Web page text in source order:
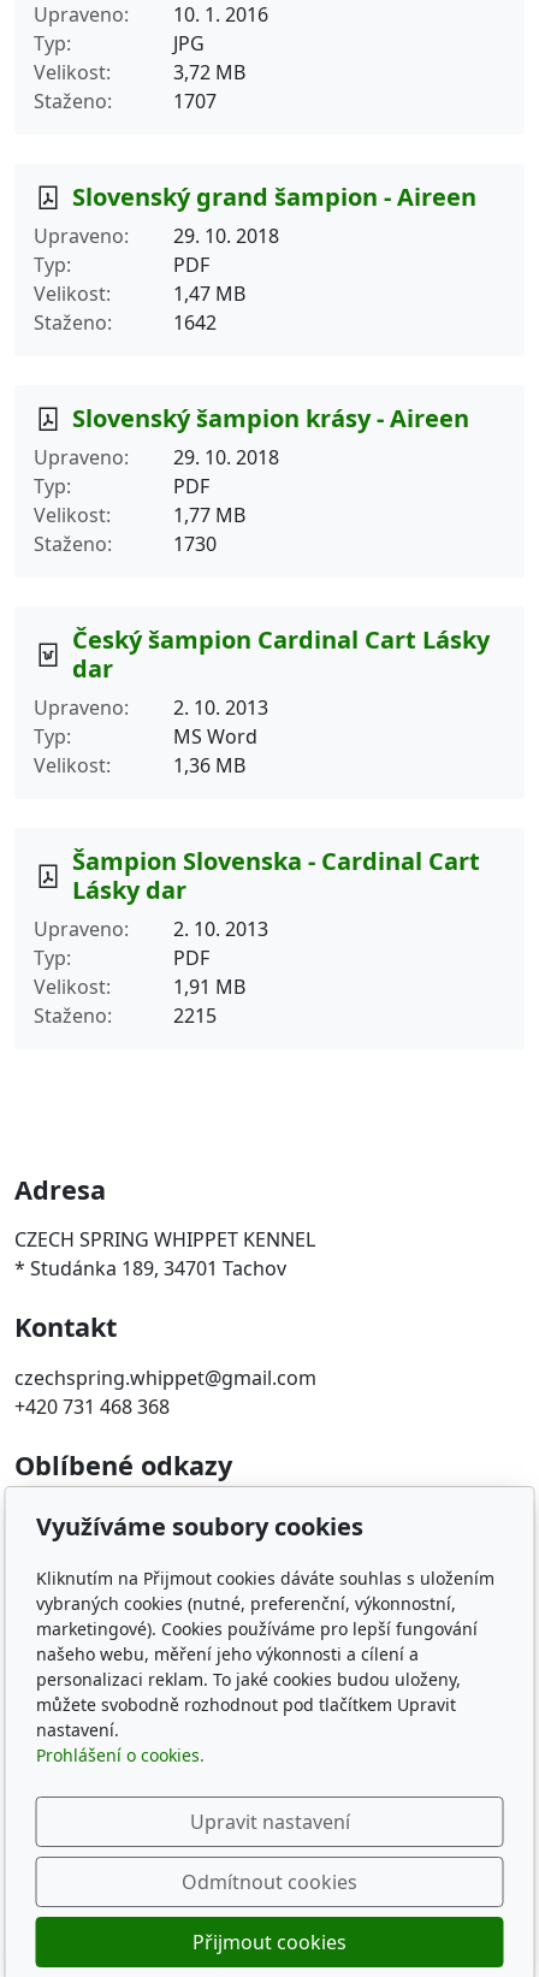
Upraveno
10. 1. 2016
Typ
JPG
Velikost
3,72 MB
Staženo
1707
Slovenský grand šampion - Aireen
Upraveno
29. 10. 2018
Typ
PDF
Velikost
1,47 MB
Staženo
1642
Slovenský šampion krásy - Aireen
Upraveno
29. 10. 2018
Typ
PDF
Velikost
1,77 MB
Staženo
1730
Český šampion Cardinal Cart Lásky
dar
Upraveno
2. 10. 2013
Typ
MS Word
Velikost
1,36 MB
Šampion Slovenska - Cardinal Cart
Lásky dar
Upraveno
2. 10. 2013
Typ
PDF
Velikost
1,91 MB
Staženo
2215
Adresa
CZECH SPRING WHIPPET KENNEL
* Studánka 189, 34701 Tachov
Kontakt
czechspring.whippet@gmail.com
+420 731 468 368
Oblíbené odkazy
ČMKU
Whippet Fun Club
KCHCHADP
Klub chovatelov chrtov
The whippets archives
Sledujte nás
© 2026CZECH SPRING WHIPPET KENNEL
Běží nainPages AI
Využíváme soubory cookies
Kliknutím na Přijmout cookies dáváte souhlas s uložením
vybraných cookies (nutné, preferenční, výkonnostní,
marketingové). Cookies používáme pro lepší fungování
našeho webu, měření jeho výkonnosti a cílení a
personalizaci reklam. To jaké cookies budou uloženy,
můžete svobodně rozhodnout pod tlačítkem Upravit
nastavení.
Prohlášení o cookies.
Upravit nastavení
Odmítnout cookies
Přijmout cookies